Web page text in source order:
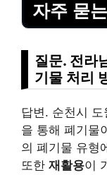
자주 묻
질문. 전라
기물 처리
답변. 순천시
을 통해 폐기물
의 폐기물 유형
또한 재활용이